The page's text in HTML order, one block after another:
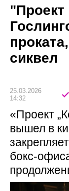
"Проект
сиквел
25.03.2026
14:32
«Проект
вышел в
бокс-